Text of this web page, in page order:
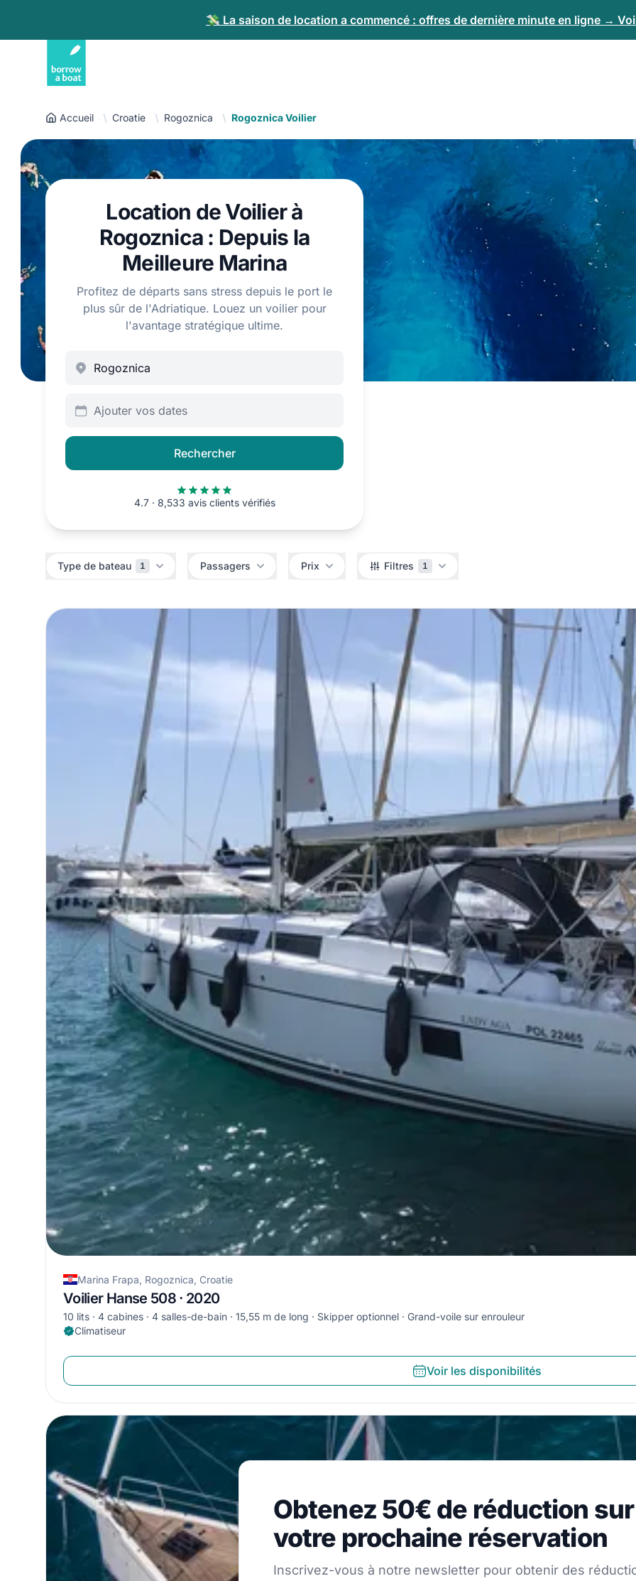
💸 La saison de location a commencé : offres de dernière minute en ligne →
Accueil Croatie Rogoznica Rogoznica Voilier
Location de Voilier à
Rogoznica : Depuis la
Meilleure Marina
Profitez de départs sans stress depuis le port le
plus sûr de l'Adriatique. Louez un voilier pour
l'avantage stratégique ultime.
Ajouter vos dates
Rechercher
4.7 · 8,533 avis clients vérifiés
Type de bateau 1 Passagers Prix Filtres 1
Marina Frapa, Rogoznica, Croatie
Voilier Hanse 508 · 2020
10 lits 4 cabines 4 salles-de-bain 15,55 m de long Skipper optionnel
Grand-voile sur enrouleur
Climatiseur
Voir les disponibilités
Obtenez 50€ de réduction sur
Inscrivez-vous à notre newsletter pour obtenir des réductions et
Obtenez 50€ de réduction sur
votre prochaine réservation
Inscrivez-vous à notre newsletter pour obtenir des